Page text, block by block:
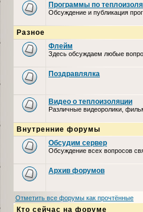
Программы по
Обсуждение и публикация
Разное
Флейм
Здесь обсуждаем любые
Поздравлялка
Видео о теплоизоляции
Различные видеоролики,
Внутренние форумы
Обсудим сервер
Обсуждение всех вопросов
Архив форумов
Отметить все форумы как прочтённые
Кто сейчас на форуме